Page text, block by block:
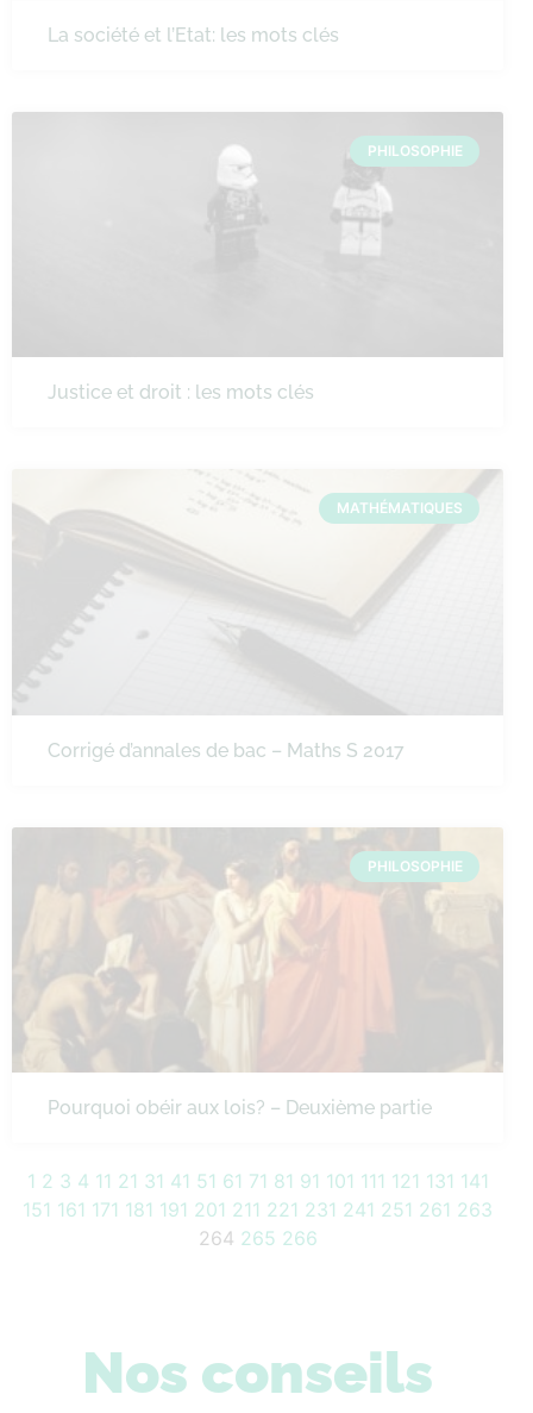
La société et l’Etat: les mots clés
PHILOSOPHIE
Justice et droit : les mots clés
MATHÉMATIQUES
Corrigé d’annales de bac – Maths S 2017
PHILOSOPHIE
Pourquoi obéir aux lois? – Deuxième partie
1 2 3 4 11 21 31 41 51 61 71 81 91 101 111 121 131 141
151 161 171 181 191 201 211 221 231 241 251 261 263
264 265 266
Nos conseils